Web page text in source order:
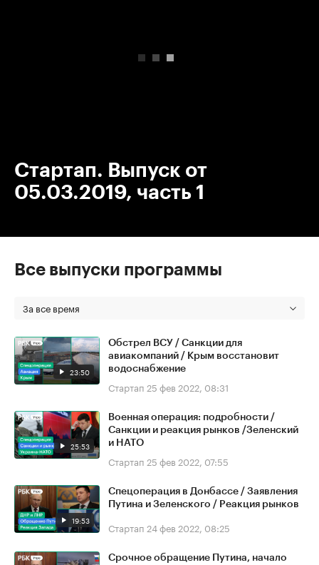
Стартап. Выпуск от
05.03.2019, часть 1
Все выпуски программы
За все время
23:50
Обстрел ВСУ / Санкции для
авиакомпаний / Крым восстановит
водоснабжение
Стартап 25 фев 2022, 08:31
25:53
Военная операция: подробности /
Санкции и реакция рынков /Зеленский
и НАТО
Стартап 25 фев 2022, 07:55
19:53
Спецоперация в Донбассе / Заявления
Путина и Зеленского / Реакция рынков
Стартап 24 фев 2022, 08:25
Срочное обращение Путина, начало